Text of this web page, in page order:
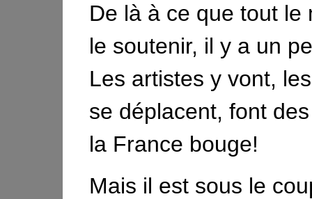
De là à ce que tout le
le soutenir, il y a un
Les artistes y vont,
se déplacent, font
la France bouge!
Mais il est sous le